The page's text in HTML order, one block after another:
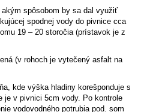
spôsobom by sa dal využiť
spodnej vody do pivnice cca
19 – 20 storočia (prístavok je z
(v rohoch je vytečený asfalt na
kde výška hladiny korešponduje s
je v pivnici 5cm vody. Po kontrole
vodovodného potrubia pod. som